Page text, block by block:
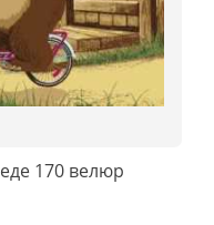
170 велюр